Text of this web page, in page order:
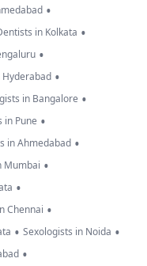
•
in Kolkata •
•
Hyderabad •
in Bangalore •
in Pune •
in Ahmedabad •
Mumbai •
•
Chennai •
• Sexologists in Noida •
•